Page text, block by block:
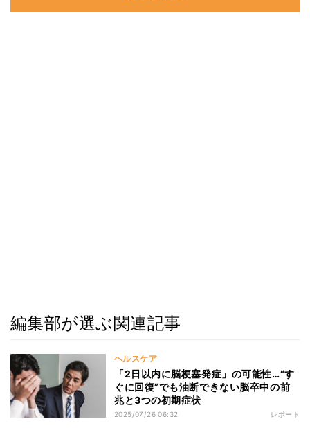
編集部が選ぶ関連記事
ヘルスケア
「2日以内に脳梗塞発症」の可能性…“す
ぐに回復”でも油断できない脳卒中の前
兆と3つの初期症状
2025/07/26 06:32 レポート